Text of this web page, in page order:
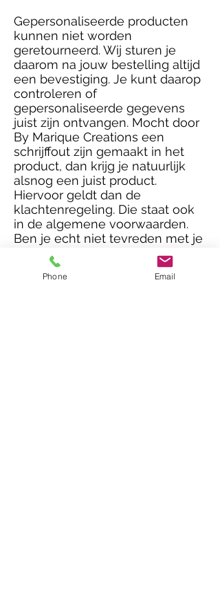
Gepersonaliseerde producten
kunnen niet worden
geretourneerd. Wij sturen je
daarom na jouw bestelling altijd
een bevestiging. Je kunt daarop
controleren of
gepersonaliseerde gegevens
juist zijn ontvangen. Mocht door
By Marique Creations een
schrijffout zijn gemaakt in het
product, dan krijg je natuurlijk
alsnog een juist product.
Hiervoor geldt dan de
klachtenregeling. Die staat ook
in de algemene voorwaarden.
Ben je echt niet tevreden met je
gepersonaliseerde product,
neem vooral contact op met
Marieke
Phone Email